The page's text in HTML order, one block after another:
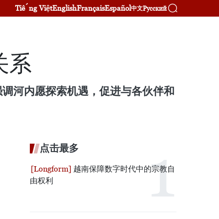
Tiếng ViệtEnglishFrançaisEspañol中文Русский
系
河内愿探索机遇，促进与各伙伴和
点击最多
越南保障数字时代中的宗教自
由权利